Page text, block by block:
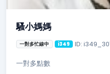
騷小媽媽
一對多忙線中 i349 ID:
一對多點數